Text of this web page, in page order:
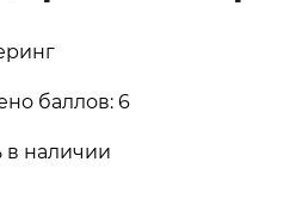
баллов: 6
в наличии